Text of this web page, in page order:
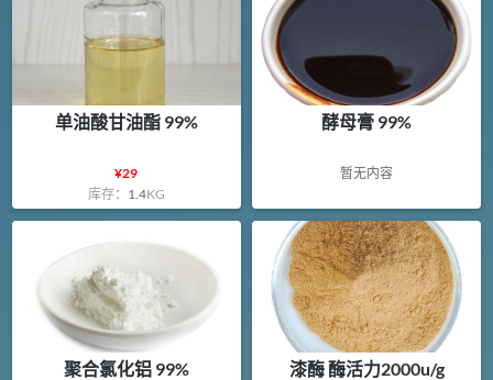
单油酸甘油酯 99%
¥29
库存： 1.4KG
酵母膏 99%
暂无内容
聚合氯化铝 99% 漆酶 酶活力2000u/g